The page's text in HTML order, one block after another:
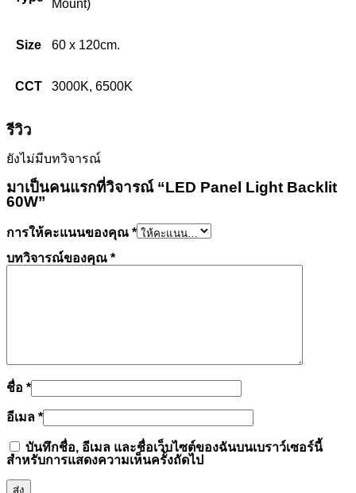
Mount)
Size 60 x 120cm.
CCT 3000K, 6500K
รีวิว
ยังไม่มีบทวิจารณ์
มาเป็นคนแรกที่วิจารณ์ “LED Panel Light Backlit
60W”
การให้คะแนนของคุณ *
บทวิจารณ์ของคุณ *
ชื่อ *
อีเมล *
บันทึกชื่อ, อีเมล และชื่อเว็บไซต์ของฉันบนเบราว์เซอร์นี้
สำหรับการแสดงความเห็นครั้งถัดไป